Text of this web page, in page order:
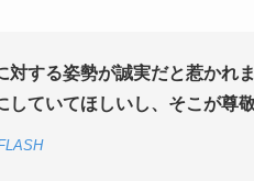
対する姿勢が誠実だと惹かれ
していてほしいし、そこが尊